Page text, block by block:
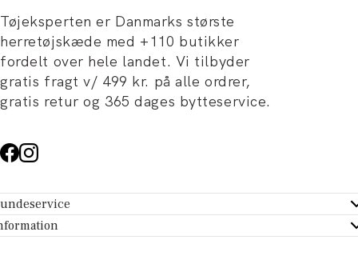
Tøjeksperten er Danmarks største
herretøjskæde med +110 butikker
fordelt over hele landet. Vi tilbyder
gratis fragt v/ 499 kr. på alle ordrer,
gratis retur og 365 dages bytteservice.
- Hjælpecenter
Tøjeksperten